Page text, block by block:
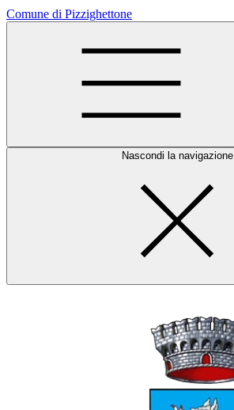
Comune di Pizzighettone
Nascondi la navigazione